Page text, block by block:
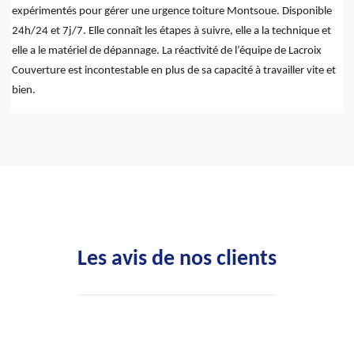
expérimentés pour gérer une urgence toiture Montsoue. Disponible
24h/24 et 7j/7. Elle connaît les étapes à suivre, elle a la technique et
elle a le matériel de dépannage. La réactivité de l’équipe de Lacroix
Couverture est incontestable en plus de sa capacité à travailler vite et
bien.
Les avis de nos clients